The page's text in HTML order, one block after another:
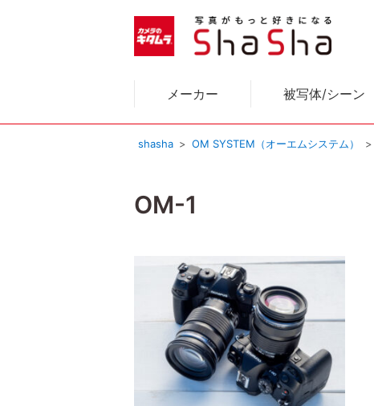
メーカー 被写体/シーン
shasha OM SYSTEM（オーエムシステム）
OM-1